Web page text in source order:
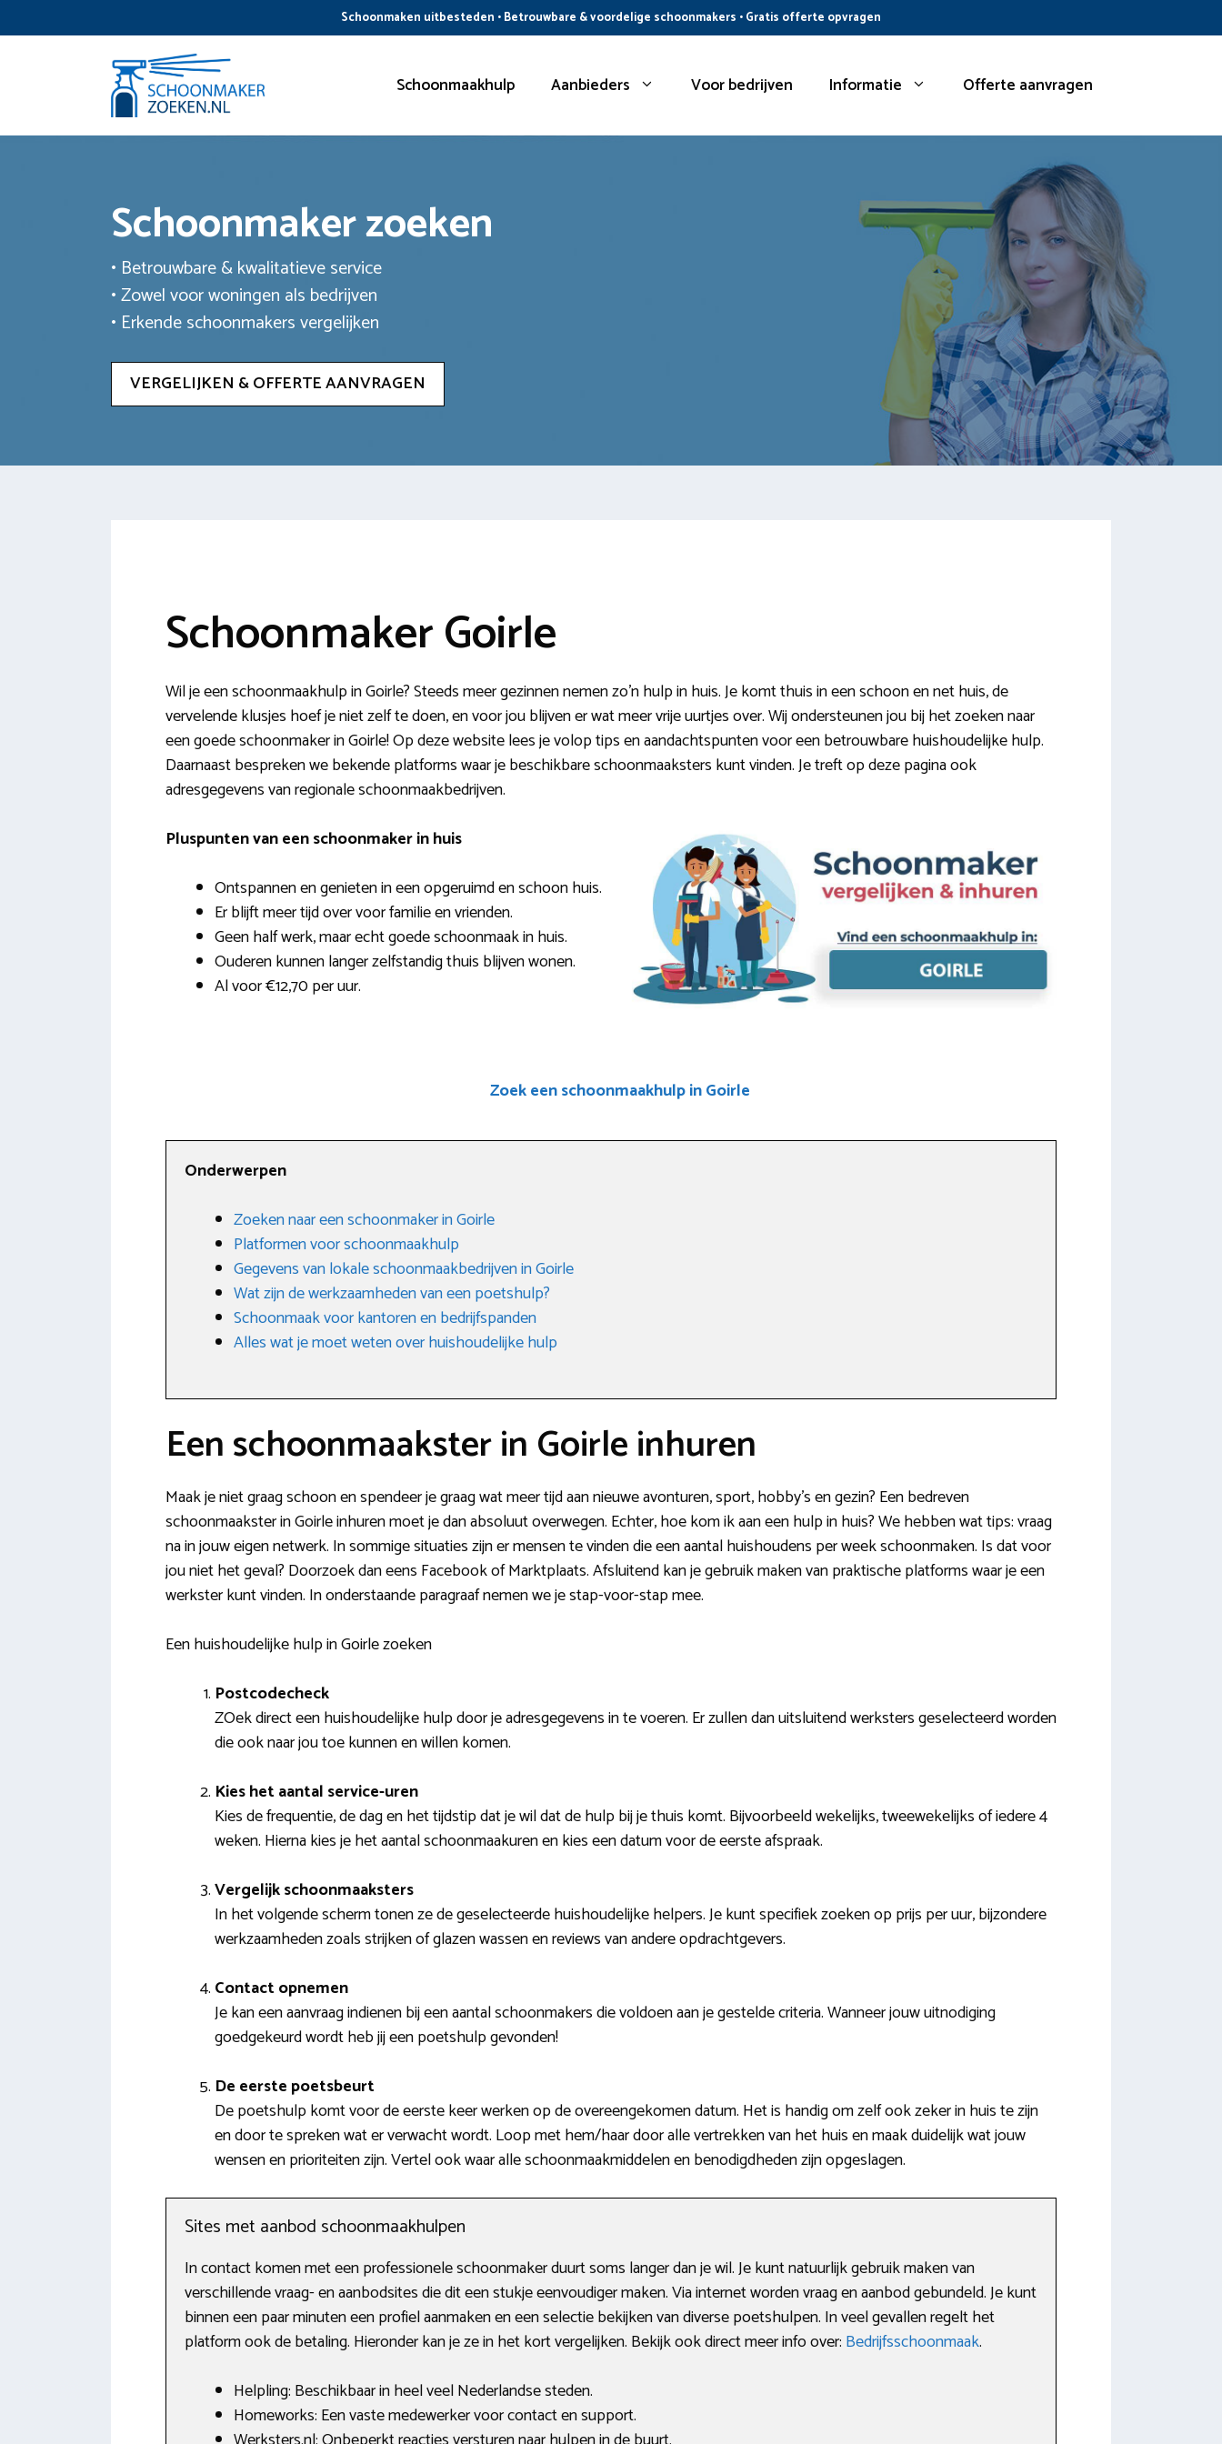
naar
Schoonmaken uitbesteden • Betrouwbare & voordelige schoonmakers • Gratis offerte opvragen
Schoonmaakhulp Aanbieders Voor bedrijven Informatie Offerte aanvragen
Schoonmaker zoeken
• Betrouwbare & kwalitatieve service
• Zowel voor woningen als bedrijven
• Erkende schoonmakers vergelijken
VERGELIJKEN & OFFERTE AANVRAGEN
Schoonmaker Goirle
Wil je een schoonmaakhulp in Goirle? Steeds meer gezinnen nemen zo’n hulp in huis. Je komt thuis in een schoon en net huis, de
vervelende klusjes hoef je niet zelf te doen, en voor jou blijven er wat meer vrije uurtjes over. Wij ondersteunen jou bij het zoeken naar
een goede schoonmaker in Goirle! Op deze website lees je volop tips en aandachtspunten voor een betrouwbare huishoudelijke hulp.
Daarnaast bespreken we bekende platforms waar je beschikbare schoonmaaksters kunt vinden. Je treft op deze pagina ook
adresgegevens van regionale schoonmaakbedrijven.
Pluspunten van een schoonmaker in huis
Ontspannen en genieten in een opgeruimd en schoon huis.
Er blijft meer tijd over voor familie en vrienden.
Geen half werk, maar echt goede schoonmaak in huis.
Ouderen kunnen langer zelfstandig thuis blijven wonen.
Al voor €12,70 per uur.
Zoek een schoonmaakhulp in Goirle
Onderwerpen
Zoeken naar een schoonmaker in Goirle
Platformen voor schoonmaakhulp
Gegevens van lokale schoonmaakbedrijven in Goirle
Wat zijn de werkzaamheden van een poetshulp?
Schoonmaak voor kantoren en bedrijfspanden
Alles wat je moet weten over huishoudelijke hulp
Een schoonmaakster in Goirle inhuren
Maak je niet graag schoon en spendeer je graag wat meer tijd aan nieuwe avonturen, sport, hobby’s en gezin? Een bedreven
schoonmaakster in Goirle inhuren moet je dan absoluut overwegen. Echter, hoe kom ik aan een hulp in huis? We hebben wat tips: vraag
na in jouw eigen netwerk. In sommige situaties zijn er mensen te vinden die een aantal huishoudens per week schoonmaken. Is dat voor
jou niet het geval? Doorzoek dan eens Facebook of Marktplaats. Afsluitend kan je gebruik maken van praktische platforms waar je een
werkster kunt vinden. In onderstaande paragraaf nemen we je stap-voor-stap mee.
Een huishoudelijke hulp in Goirle zoeken
Postcodecheck
ZOek direct een huishoudelijke hulp door je adresgegevens in te voeren. Er zullen dan uitsluitend werksters geselecteerd worden
die ook naar jou toe kunnen en willen komen.
Kies het aantal service-uren
Kies de frequentie, de dag en het tijdstip dat je wil dat de hulp bij je thuis komt. Bijvoorbeeld wekelijks, tweewekelijks of iedere 4
weken. Hierna kies je het aantal schoonmaakuren en kies een datum voor de eerste afspraak.
Vergelijk schoonmaaksters
In het volgende scherm tonen ze de geselecteerde huishoudelijke helpers. Je kunt specifiek zoeken op prijs per uur, bijzondere
werkzaamheden zoals strijken of glazen wassen en reviews van andere opdrachtgevers.
Contact opnemen
Je kan een aanvraag indienen bij een aantal schoonmakers die voldoen aan je gestelde criteria. Wanneer jouw uitnodiging
goedgekeurd wordt heb jij een poetshulp gevonden!
De eerste poetsbeurt
De poetshulp komt voor de eerste keer werken op de overeengekomen datum. Het is handig om zelf ook zeker in huis te zijn
en door te spreken wat er verwacht wordt. Loop met hem/haar door alle vertrekken van het huis en maak duidelijk wat jouw
wensen en prioriteiten zijn. Vertel ook waar alle schoonmaakmiddelen en benodigdheden zijn opgeslagen.
Sites met aanbod schoonmaakhulpen
In contact komen met een professionele schoonmaker duurt soms langer dan je wil. Je kunt natuurlijk gebruik maken van
verschillende vraag- en aanbodsites die dit een stukje eenvoudiger maken. Via internet worden vraag en aanbod gebundeld. Je kunt
binnen een paar minuten een profiel aanmaken en een selectie bekijken van diverse poetshulpen. In veel gevallen regelt het
platform ook de betaling. Hieronder kan je ze in het kort vergelijken. Bekijk ook direct meer info over: Bedrijfsschoonmaak.
Helpling: Beschikbaar in heel veel Nederlandse steden.
Homeworks: Een vaste medewerker voor contact en support.